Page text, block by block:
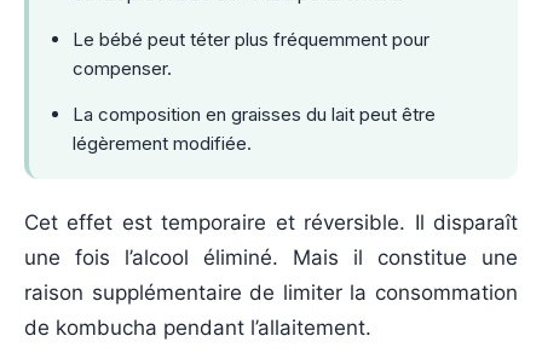
Le bébé peut téter plus fréquemment pour
compenser.
La composition en graisses du lait peut être
légèrement modifiée.
Cet effet est temporaire et réversible. Il disparaît
une fois l’alcool éliminé. Mais il constitue une
raison supplémentaire de limiter la consommation
de kombucha pendant l’allaitement.